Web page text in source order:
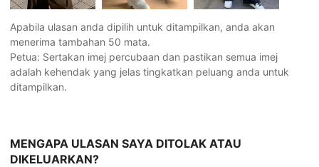
Apabila ulasan anda dipilih untuk ditampilkan, anda akan
menerima tambahan 50 mata.
Petua: Sertakan imej percubaan dan pastikan semua imej
adalah kehendak yang jelas tingkatkan peluang anda untuk
ditampilkan.
MENGAPA ULASAN SAYA DITOLAK ATAU
DIKELUARKAN?